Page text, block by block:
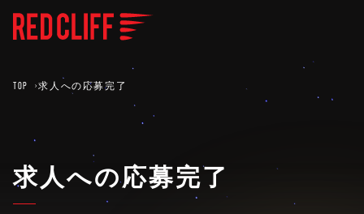
TOP 求人への応募完了
求人への応募完了